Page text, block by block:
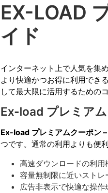
EX-LOAD
イド
インターネット上で人気を集
より快適かつお得に利用でき
して最大限に活用するための
Ex-load プレミア
Ex-load プレミアムクーポン
つです。通常の利用よりも便
高速ダウンロードの利用
容量無制限に近いストレ
広告非表示で快適な操作